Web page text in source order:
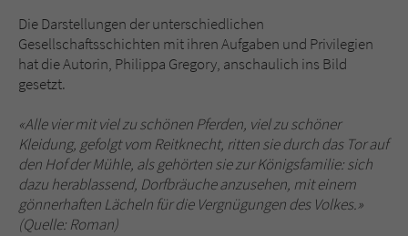
Die Darstellungen der unterschiedlichen
Gesellschaftsschichten mit ihren Aufgaben und Privilegien
hat die Autorin, Philippa Gregory, anschaulich ins Bild
gesetzt.
«Alle vier mit viel zu schönen Pferden, viel zu schöner
Kleidung, gefolgt vom Reitknecht, ritten sie durch das Tor auf
den Hof der Mühle, als gehörten sie zur Königsfamilie: sich
dazu herablassend, Dorfbräuche anzusehen, mit einem
gönnerhaften Lächeln für die Vergnügungen des Volkes.»
(Quelle: Roman)